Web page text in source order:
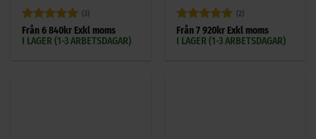
Betygsatt5
av 5
(3)
Från6 840kr Exkl moms
I LAGER (1-3 ARBETSDAGAR)
Betygsatt5
av 5
(2)
Från7 920kr Exkl moms
I LAGER (1-3 ARBETSDAGAR)